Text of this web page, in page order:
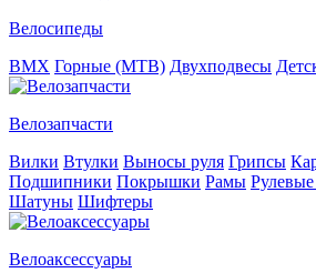
Велосипеды
BMX Горные (MTB) Двухподвесы
Велозапчасти
Вилки Втулки Выносы руля Грипсы
Подшипники Покрышки Рамы
Шатуны Шифтеры
Велоаксессуары